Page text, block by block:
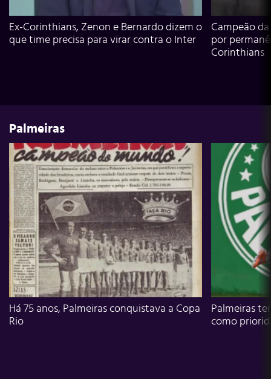
Ex-Corinthians, Zenon e Bernardo dizem o
que time precisa para virar contra o Inter
Campeão
por
Corinthians
Palmeiras
Há 75 anos, Palmeiras conquistava a Copa
Rio
Palmeiras
como